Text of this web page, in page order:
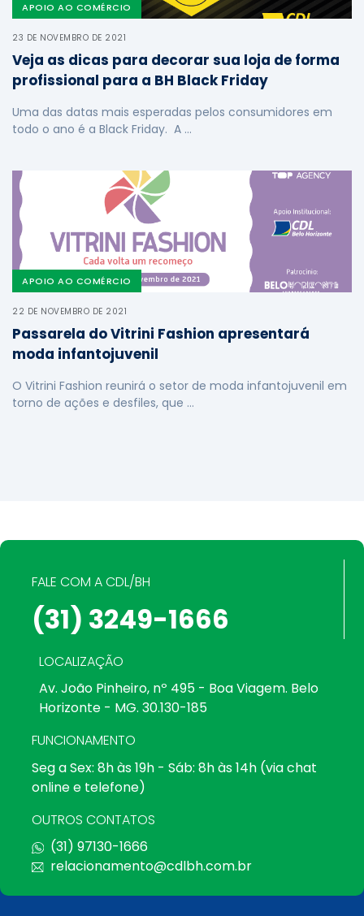
APOIO AO COMÉRCIO
23 DE NOVEMBRO DE 2021
Veja as dicas para decorar sua loja de forma
profissional para a BH Black Friday
Uma das datas mais esperadas pelos consumidores em
todo o ano é a Black Friday. A …
APOIO AO COMÉRCIO
22 DE NOVEMBRO DE 2021
Passarela do Vitrini Fashion apresentará
moda infantojuvenil
O Vitrini Fashion reunirá o setor de moda infantojuvenil em
torno de ações e desfiles, que …
FALE COM A CDL/BH
(31) 3249-1666
LOCALIZAÇÃO
Av. João Pinheiro, nº 495 - Boa Viagem. Belo
Horizonte - MG. 30.130-185
FUNCIONAMENTO
Seg a Sex: 8h às 19h - Sáb: 8h às 14h (via chat
online e telefone)
OUTROS CONTATOS
(31) 97130-1666
relacionamento@cdlbh.com.br